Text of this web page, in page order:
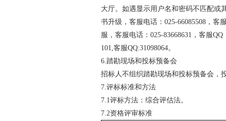
大厅。如遇显示用户名和密码不匹配或
书升级，客服电话：025-66085508 ，客
服，客服电话：025-83668631，客服
101,客服QQ:31098064。
6.踏勘现场和投标预备会
招标人不组织踏勘现场和投标预备会，
7.评标标准和方法
7.1评标方法：综合评估法。
7.2资格评审标准